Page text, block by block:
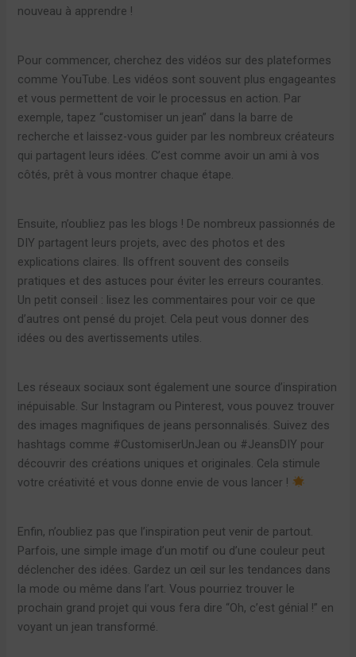
nouveau à apprendre !
Pour commencer, cherchez des vidéos sur des plateformes
comme YouTube. Les vidéos sont souvent plus engageantes
et vous permettent de voir le processus en action. Par
exemple, tapez “customiser un jean” dans la barre de
recherche et laissez-vous guider par les nombreux créateurs
qui partagent leurs idées. C’est comme avoir un ami à vos
côtés, prêt à vous montrer chaque étape.
Ensuite, n’oubliez pas les blogs ! De nombreux passionnés de
DIY partagent leurs projets, avec des photos et des
explications claires. Ils offrent souvent des conseils
pratiques et des astuces pour éviter les erreurs courantes.
Un petit conseil : lisez les commentaires pour voir ce que
d’autres ont pensé du projet. Cela peut vous donner des
idées ou des avertissements utiles.
Les réseaux sociaux sont également une source d’inspiration
inépuisable. Sur Instagram ou Pinterest, vous pouvez trouver
des images magnifiques de jeans personnalisés. Suivez des
hashtags comme #CustomiserUnJean ou #JeansDIY pour
découvrir des créations uniques et originales. Cela stimule
votre créativité et vous donne envie de vous lancer !
Enfin, n’oubliez pas que l’inspiration peut venir de partout.
Parfois, une simple image d’un motif ou d’une couleur peut
déclencher des idées. Gardez un œil sur les tendances dans
la mode ou même dans l’art. Vous pourriez trouver le
prochain grand projet qui vous fera dire “Oh, c’est génial !” en
voyant un jean transformé.